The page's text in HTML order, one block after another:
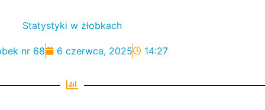
Statystyki w żłobkach
nr 68 6 czerwca, 2025 14:27